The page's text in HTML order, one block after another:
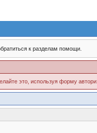
к разделам помощи.
это, используя форму